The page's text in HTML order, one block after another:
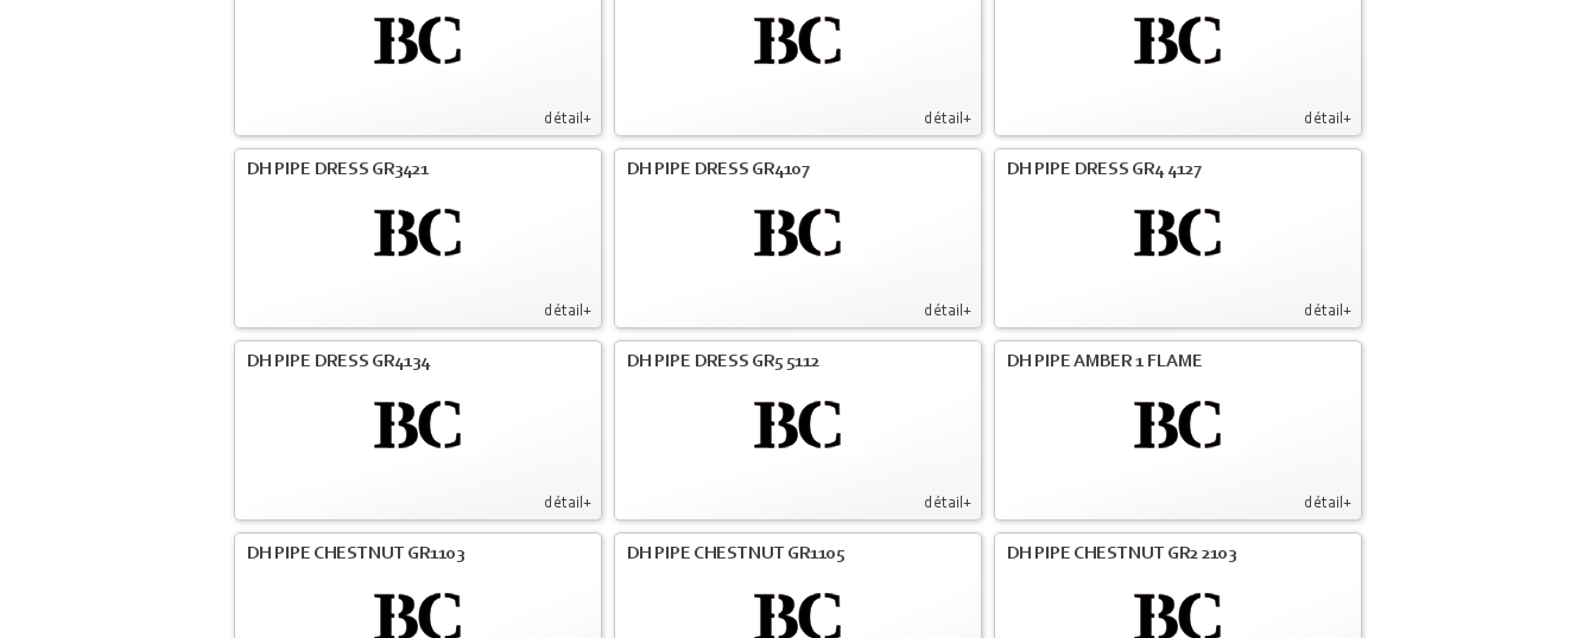
détail+ détail+ détail+
détail+
DH PIPE DRESS GR3421
détail+
DH PIPE DRESS GR4107
détail+
DH PIPE DRESS GR4 4127
détail+
DH PIPE DRESS GR4134
détail+
DH PIPE DRESS GR5 5112
détail+
DH PIPE AMBER 1 FLAME
DH PIPE CHESTNUT GR1103 DH PIPE CHESTNUT GR1105 DH PIPE CHESTNUT GR2 2103